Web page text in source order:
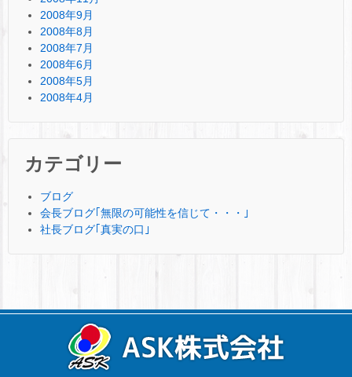
2008年9月
2008年8月
2008年7月
2008年6月
2008年5月
2008年4月
カテゴリー
ブログ
会長ブログ｢無限の可能性を信じて・・・｣
社長ブログ｢真実の口｣